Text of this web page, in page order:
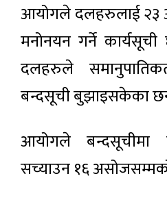
आयोगले दलहरुलाई २३
मनोनयन गर्ने
दलहरुले
बन्दसूची बुझाइसकेका
आयोगले
सच्याउन १६